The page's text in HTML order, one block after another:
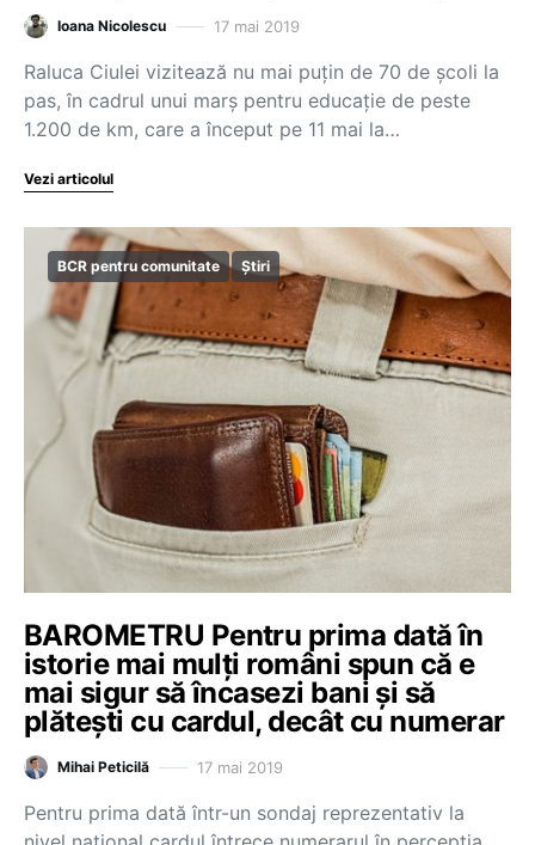
Ioana Nicolescu 17 mai 2019
Raluca Ciulei vizitează nu mai puțin de 70 de școli la
pas, în cadrul unui marș pentru educație de peste
1.200 de km, care a început pe 11 mai la…
Vezi articolul
BCR pentru comunitate Știri
BAROMETRU Pentru prima dată în
istorie mai mulți români spun că e
mai sigur să încasezi bani și să
plătești cu cardul, decât cu numerar
Mihai Peticilă 17 mai 2019
Pentru prima dată într-un sondaj reprezentativ la